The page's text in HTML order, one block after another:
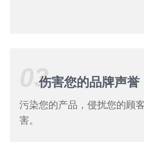
03
伤害您的品牌声誉
污染您的产品，侵扰您的顾
害。